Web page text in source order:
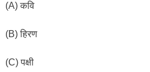
(A) कवि
(B) हिरण
(C) पक्षी